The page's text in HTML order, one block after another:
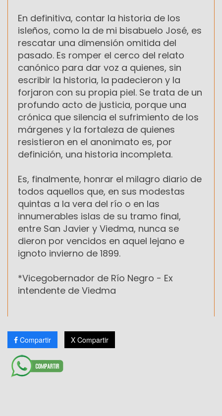
En definitiva, contar la historia de los
isleños, como la de mi bisabuelo José, es
rescatar una dimensión omitida del
pasado. Es romper el cerco del relato
canónico para dar voz a quienes, sin
escribir la historia, la padecieron y la
forjaron con su propia piel. Se trata de un
profundo acto de justicia, porque una
crónica que silencia el sufrimiento de los
márgenes y la fortaleza de quienes
resistieron en el anonimato es, por
definición, una historia incompleta.
Es, finalmente, honrar el milagro diario de
todos aquellos que, en sus modestas
quintas a la vera del río o en las
innumerables islas de su tramo final,
entre San Javier y Viedma, nunca se
dieron por vencidos en aquel lejano e
ignoto invierno de 1899.
*Vicegobernador de Río Negro - Ex
intendente de Viedma
Compartir X Compartir